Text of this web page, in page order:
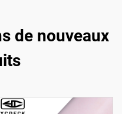
de nouveaux